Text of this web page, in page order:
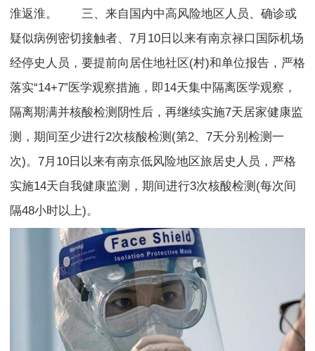
淮返淮。 三、来自国内中高风险地区人员、确诊或
疑似病例密切接触者、7月10日以来有南京禄口国际机场
经停史人员，要提前向居住地社区(村)和单位报告，严格
落实“14+7”医学观察措施，即14天集中隔离医学观察，
隔离期满并核酸检测阴性后，再继续实施7天居家健康监
测，期间至少进行2次核酸检测(第2、7天分别检测一
次)。7月10日以来有南京低风险地区旅居史人员，严格
实施14天自我健康监测，期间进行3次核酸检测(每次间
隔48小时以上)。